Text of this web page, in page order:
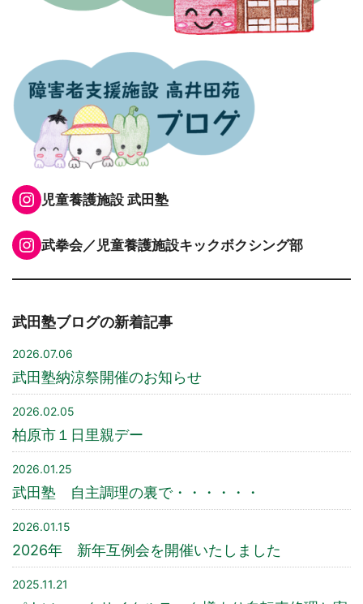
Instagram
児童養護施設 武田塾
Instagram
武拳会／児童養護施設キックボクシング部
武田塾ブログの新着記事
2026.07.06
武田塾納涼祭開催のお知らせ
2026.02.05
柏原市１日里親デー
2026.01.25
武田塾 自主調理の裏で・・・・・・
2026.01.15
2026年 新年互例会を開催いたしました
2025.11.21